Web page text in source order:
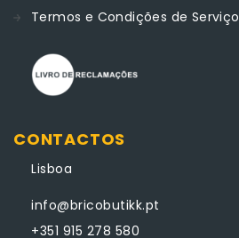
Termos e Condições de Serviço
CONTACTOS
Lisboa
info@bricobutikk.pt
+351 915 278 580